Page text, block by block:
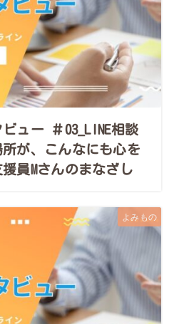
ュー ＃03_LINE相談
が、こんなにも心を
員Mさんのまなざし
よみもの